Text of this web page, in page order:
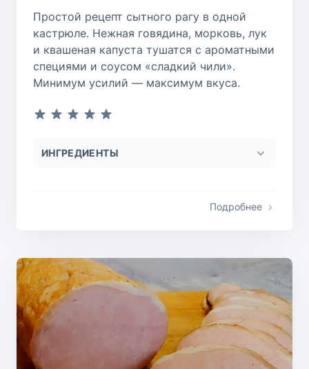
Простой рецепт сытного рагу в одной
кастрюле. Нежная говядина, морковь, лук
и квашеная капуста тушатся с ароматными
специями и соусом «сладкий чили».
Минимум усилий — максимум вкуса.
ИНГРЕДИЕНТЫ
Подробнее